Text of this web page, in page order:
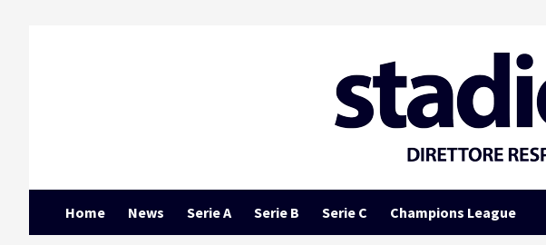
Home News Serie A Serie B Serie C Champions League